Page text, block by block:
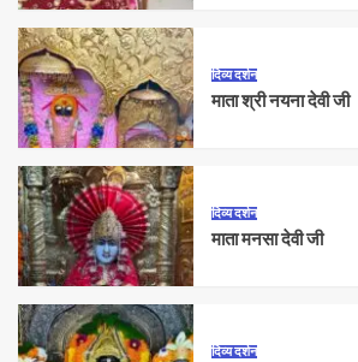
दिव्य दर्शन
माता श्री नयना देवी जी
दिव्य दर्शन
माता मनसा देवी जी
दिव्य दर्शन